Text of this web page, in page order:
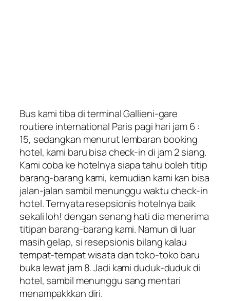
Bus kami tiba di terminalGallieni-gare
routiere international Paris pagi hari jam 6 :
15, sedangkan menurut lembaran booking
hotel, kami baru bisa check-in di jam 2 siang.
Kami coba ke hotelnya siapa tahu boleh titip
barang-barang kami, kemudian kami kan bisa
jalan-jalan sambil menunggu waktu check-in
hotel. Ternyata resepsionis hotelnya baik
sekali loh! dengan senang hati dia menerima
titipan barang-barang kami. Namun di luar
masih gelap, si resepsionis bilang kalau
tempat-tempat wisata dan toko-toko baru
buka lewat jam 8. Jadi kami duduk-duduk di
hotel, sambil menunggu sang mentari
menampakkkan diri.